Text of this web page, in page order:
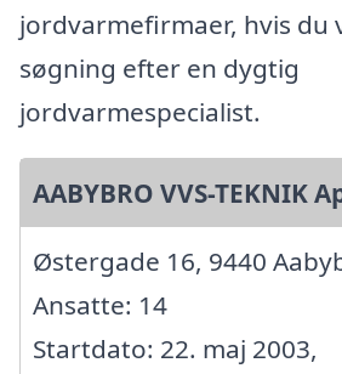
jordvarmefirmaer, hvis du
søgning efter en dygtig
jordvarmespecialist.
AABYBRO VVS-TEKNIK
Østergade 16, 9440
Ansatte: 14
Startdato: 22. maj 2003,